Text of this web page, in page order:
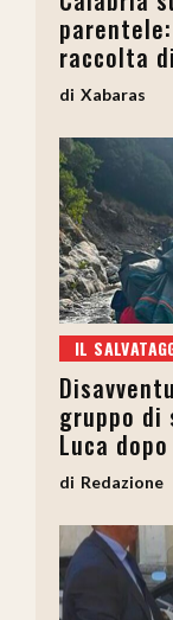
raccolta
Xabaras
IL
gruppo
Luca
Redazione